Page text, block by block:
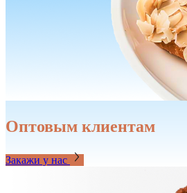
Оптовым клиентам
Закажи у нас